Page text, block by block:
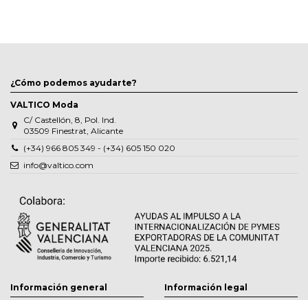
¿Cómo podemos ayudarte?
VALTICO Moda
C/ Castellón, 8, Pol. Ind.
03509 Finestrat, Alicante
(+34) 966 805 349 - (+34) 605 150 020
info@valtico.com
Información general Información legal